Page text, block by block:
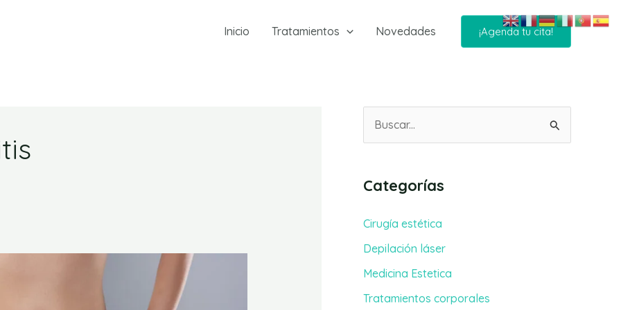
Inicio Tratamientos Novedades ¡Agenda tu cita!
c
a
r
Categorías
Cirugía estética
Depilación láser
Medicina Estetica
Tratamientos corporales